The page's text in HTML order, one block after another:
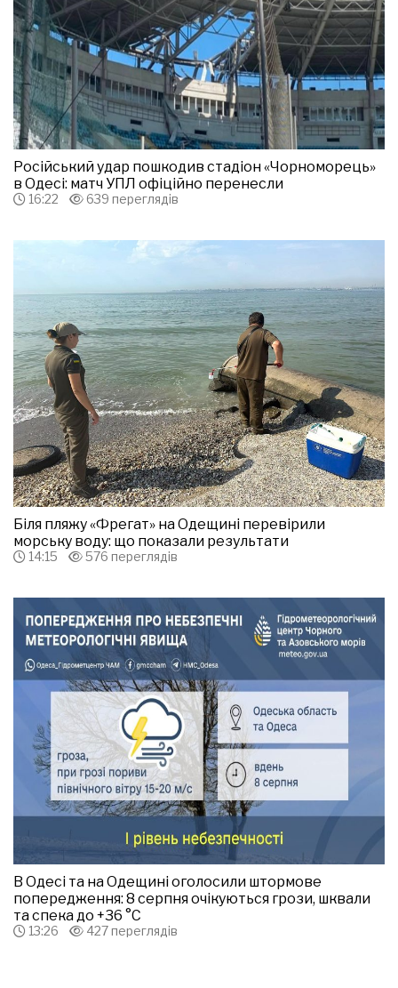
Російський удар пошкодив стадіон «Чорноморець»
в Одесі: матч УПЛ офіційно перенесли
16:22 639 переглядів
Біля пляжу «Фрегат» на Одещині перевірили
морську воду: що показали результати
14:15 576 переглядів
В Одесі та на Одещині оголосили штормове
попередження: 8 серпня очікуються грози, шквали
та спека до +36 °С
13:26 427 переглядів